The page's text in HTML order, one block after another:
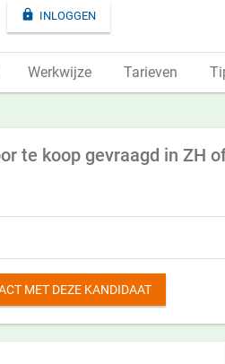
te koop gevraagd in ZH
MET DEZE KANDIDAAT
 INLOGGEN
Werkwijze Tarieven